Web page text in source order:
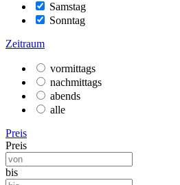
Samstag
Sonntag
Zeitraum
vormittags
nachmittags
abends
alle
Preis
Preis
bis